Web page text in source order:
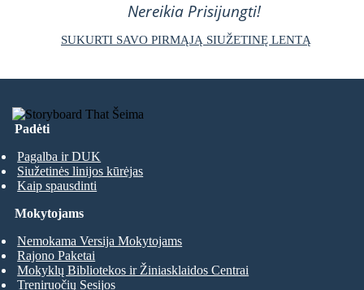
Nereikia Prisijungti!
SUKURTI SAVO PIRMĄJĄ SIUŽETINĘ LENTĄ
Padėti
Pagalba ir DUK
Siužetinės linijos kūrėjas
Kaip spausdinti
Mokytojams
Nemokama Versija Mokytojams
Rajono Paketai
Mokyklų Bibliotekos ir Žiniasklaidos Centrai
Treniruočių Sesijos